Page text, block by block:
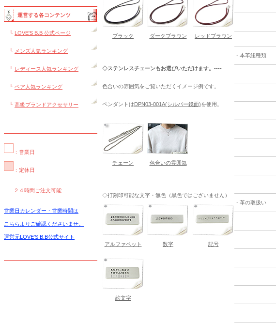
運営する各コンテンツ
└ LOVE'S B.B 公式ページ
└ メンズ人気ランキング
└ レディース人気ランキング
└ ペア人気ランキング
└ 高級ブランドアクセサリー
：営業日
：定休日
２４時間ご注文可能
営業日カレンダー・営業時間は
こちらよりご確認くださいませ。
運営元LOVE'S B.B公式サイト
ブラック ダークブラウン レッドブラウン
◇ステンレスチェーンもお選びいただけます。----
色合いの雰囲気をご覧いただくイメージ例です。
ペンダントはDPN03-001A(シルバー鏡面)を使用。
チェーン 色合いの雰囲気
◇打刻印可能な文字・無色（黒色ではございません）
アルファベット 数字 記号
絵文字
・本革紐種類
・革の取扱い